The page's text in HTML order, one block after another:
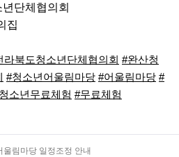
단체협의회
집
라북도청소년단체협의회 #완산청
#청소년어울림마당 #어울림마당 #
소년무료체험 #무료체험
림마당 일정조정 안내